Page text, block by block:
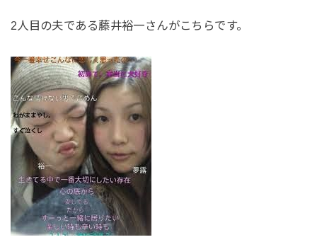
2人目の夫である藤井裕一さんがこちらです。